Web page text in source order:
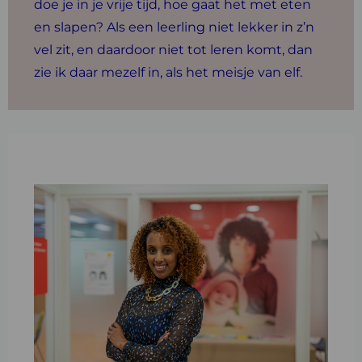
doe je in je vrije tijd, hoe gaat het met eten
en slapen? Als een leerling niet lekker in z’n
vel zit, en daardoor niet tot leren komt, dan
zie ik daar mezelf in, als het meisje van elf.